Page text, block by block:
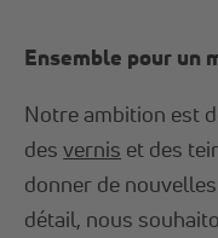
Ensemble pour un
Notre ambition est
desvernis et des
donner de
détail, nous